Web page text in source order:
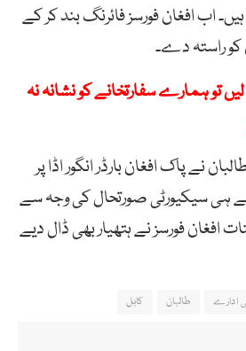
اب افغان فورسز فائرنگ بند کر کے
کو راستہ دے۔
تو ہمارے سفارتخانے کو نشانہ نہ
نے پاک افغان بارڈر انگور اڈا پر
ہی سیکیورٹی صورتحال کی وجہ سے
افغان فورسز نے ہتھیار بھی ڈال دیے
ادارے طالبان کابل